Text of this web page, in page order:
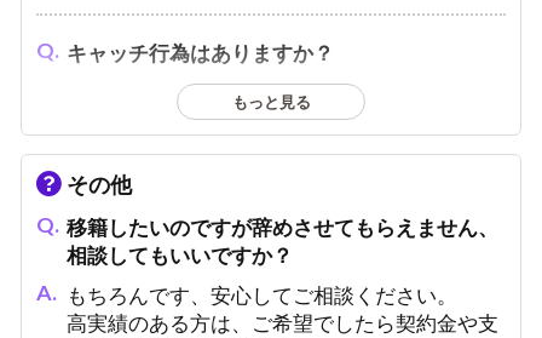
キャッチ行為はありますか？
いいえ、路上でのキャッチ行為は条例違反で
当グループは雑誌やインターネットに多数掲載
されており、知名度いため新規のお客様も多数
キャッチをしなくてもお客様が入るお店ですの
で、ご安心ください。
もっと見る
その他
移籍したいのですが辞めさせてもらえません、
相談してもいいですか？
もちろんです、安心してご相談ください。
高実績のある方は、ご希望でしたら契約金や支